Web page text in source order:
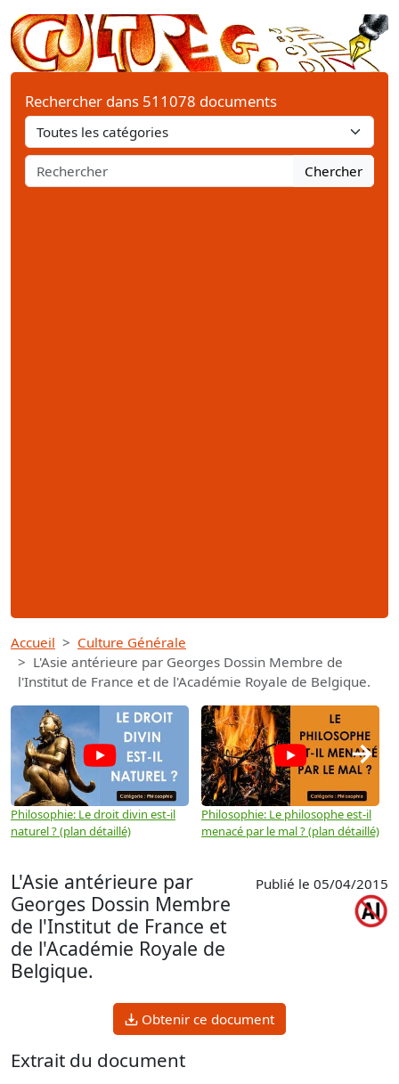
Rechercher dans 511078 documents
Chercher
Accueil
Culture Générale
L'Asie antérieure par Georges Dossin Membre de
l'Institut de France et de l'Académie Royale de Belgique.
Philosophie: Le droit divin est-il
naturel ? (plan détaillé)
Philosophie: Le philosophe est-il
menacé par le mal ? (plan détaillé)
→
L'Asie antérieure par
Georges Dossin Membre
de l'Institut de France et
de l'Académie Royale de
Belgique.
Publié le 05/04/2015
Obtenir ce document
Extrait du document